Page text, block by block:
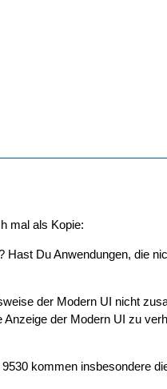
mal als Kopie:
Du Anwendungen, die
der Modern UI nicht
der Modern UI zu
kommen insbesondere